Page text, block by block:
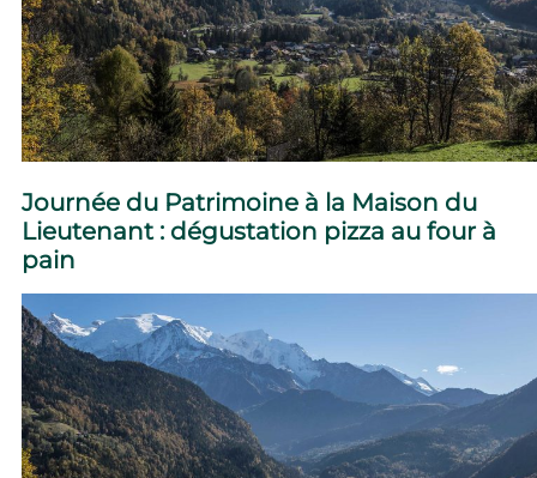
Journée du Patrimoine à la Maison du
Lieutenant : dégustation pizza au four à
pain